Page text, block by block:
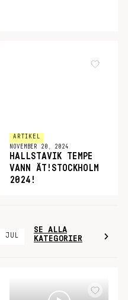
ARTIKEL
NOVEMBER 20, 2024
HALLSTAVIK TEMPE
VANN ÄT!STOCKHOLM
2024!
JUL
SE ALLA
KATEGORIER